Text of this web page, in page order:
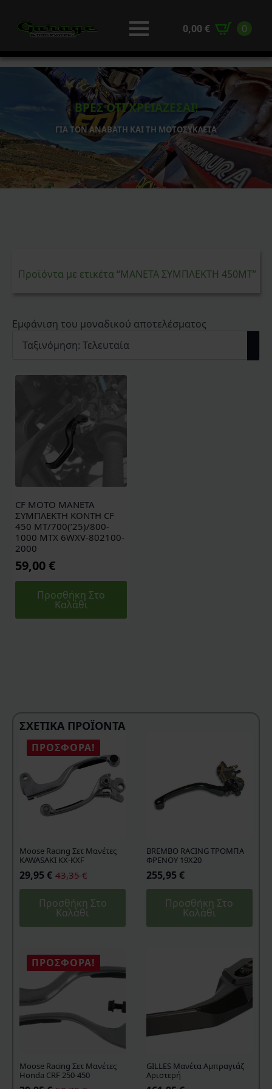
0,00 € 0
ΒΡΕΣ ΟΤΙ ΧΡΕΙΑΖΕΣΑΙ!
ΓΙΑ ΤΟΝ ΑΝΑΒΑΤΗ ΚΑΙ ΤΗ ΜΟΤΟΣΥΚΛΕΤΑ
Προϊόντα με ετικέτα “ΜΑΝΕΤΑ ΣΥΜΠΛΕΚΤΗ 450MT”
Εμφάνιση του μοναδικού αποτελέσματος
CF MOTO ΜΑΝΕΤΑ
ΣΥΜΠΛΕΚΤΗ ΚΟΝΤΗ CF
450 MT/700(’25)/800-
1000 MTX 6WXV-802100-
2000
59,00 €
Προσθήκη Στο
Καλάθι
ΣΧΕΤΙΚΆ ΠΡΟΪΌΝΤΑ
ΠΡΟΣΦΟΡΆ!
Moose Racing Σετ Μανέτες
KAWASAKI KX-KXF
43,35€
Original
price
was:
29,95 €
Η
τρέχουσα
τιμή
29,95 €.
Προσθήκη Στο
Καλάθι
BREMBO RACING ΤΡΟΜΠΑ
ΦΡΕΝΟΥ 19X20
255,95 €
Προσθήκη Στο
Καλάθι
ΠΡΟΣΦΟΡΆ!
Moose Racing Σετ Μανέτες
Honda CRF 250-450
GILLES Μανέτα Αμπραγιάζ
Αριστερή